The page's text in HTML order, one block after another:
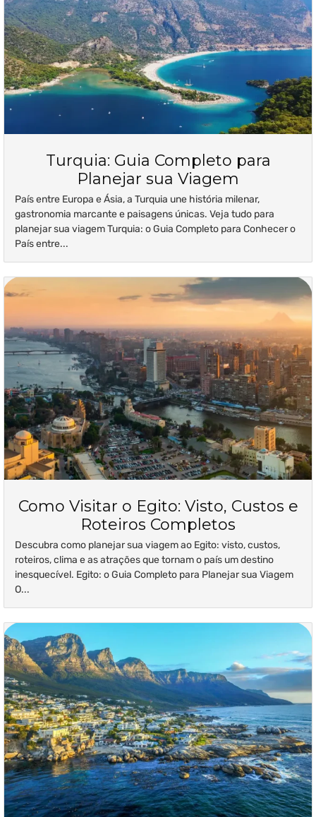
Turquia: Guia Completo para
Planejar sua Viagem
País entre Europa e Ásia, a Turquia une história milenar,
gastronomia marcante e paisagens únicas. Veja tudo para
planejar sua viagem Turquia: o Guia Completo para Conhecer o
País entre...
Como Visitar o Egito: Visto, Custos e
Roteiros Completos
Descubra como planejar sua viagem ao Egito: visto, custos,
roteiros, clima e as atrações que tornam o país um destino
inesquecível. Egito: o Guia Completo para Planejar sua Viagem
O...